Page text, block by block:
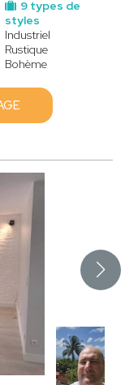
9 types de
styles
Industriel
Rustique
Bohème